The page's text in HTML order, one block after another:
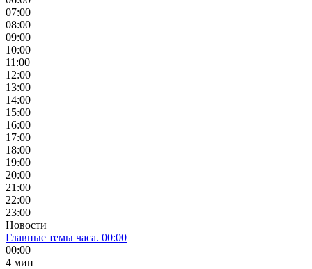
07:00
08:00
09:00
10:00
11:00
12:00
13:00
14:00
15:00
16:00
17:00
18:00
19:00
20:00
21:00
22:00
23:00
Новости
Главные темы часа. 00:00
00:00
4 мин